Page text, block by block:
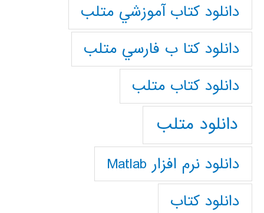
دانلود كتاب آموزشي متلب
دانلود كتا ب فارسي متلب
دانلود كتاب متلب
دانلود متلب
دانلود نرم افزار Matlab
دانلود کتاب